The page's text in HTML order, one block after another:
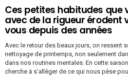
Ces petites habitudes que
avec de la rigueur érodent
vous depuis des années
Avec le retour des beaux jours, on ressent
nettoyage de printemps, non seulement
dans nos routines mentales. En cette
cherche à s’alléger de ce qui nous pèse